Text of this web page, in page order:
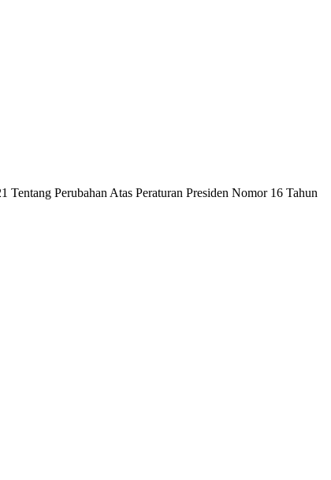
Tentang Perubahan Atas Peraturan Presiden Nomor 16 Tahun